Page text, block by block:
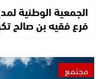
الجمعية الوطنية
فرع فقيه بن صالح
مجتمع